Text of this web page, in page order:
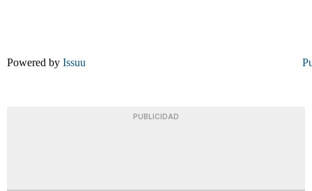
Powered by Issuu
PUBLICIDAD